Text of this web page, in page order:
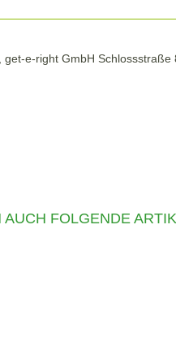
e-right GmbH Schlossstraße
FOLGENDE